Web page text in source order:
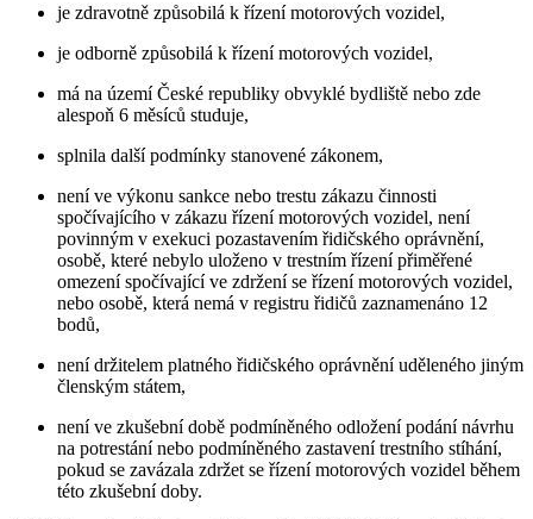
je zdravotně způsobilá k řízení motorových vozidel,
je odborně způsobilá k řízení motorových vozidel,
má na území České republiky obvyklé bydliště nebo zde
alespoň 6 měsíců studuje,
splnila další podmínky stanovené zákonem,
není ve výkonu sankce nebo trestu zákazu činnosti
spočívajícího v zákazu řízení motorových vozidel, není
povinným v exekuci pozastavením řidičského oprávnění,
osobě, které nebylo uloženo v trestním řízení přiměřené
omezení spočívající ve zdržení se řízení motorových vozidel,
nebo osobě, která nemá v registru řidičů zaznamenáno 12
bodů,
není držitelem platného řidičského oprávnění uděleného jiným
členským státem,
není ve zkušební době podmíněného odložení podání návrhu
na potrestání nebo podmíněného zastavení trestního stíhání,
pokud se zavázala zdržet se řízení motorových vozidel během
této zkušební doby.